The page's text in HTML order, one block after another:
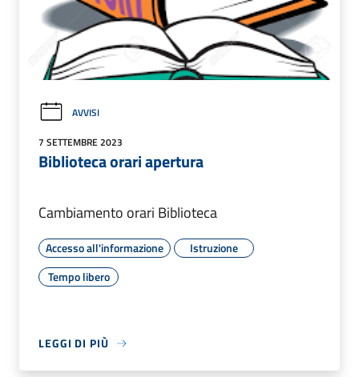
AVVISI
7 SETTEMBRE 2023
Biblioteca orari apertura
Cambiamento orari Biblioteca
Accesso all'informazione
Istruzione
Tempo libero
LEGGI DI PIÙ